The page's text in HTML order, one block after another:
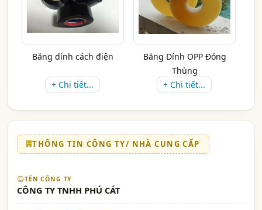
Băng dính cách điện
+ Chi tiết...
Băng Dính OPP Đóng
Thùng
+ Chi tiết...
THÔNG TIN CÔNG TY/ NHÀ CUNG CẤP
TÊN CÔNG TY
CÔNG TY TNHH PHÚ CÁT